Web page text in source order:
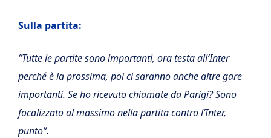
Sulla partita:
“Tutte le partite sono importanti, ora testa all’Inter
perché è la prossima, poi ci saranno anche altre gare
importanti. Se ho ricevuto chiamate da Parigi? Sono
focalizzato al massimo nella partita contro l’Inter,
punto”.